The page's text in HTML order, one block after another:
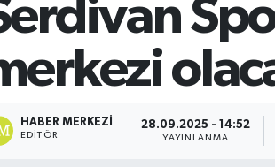
HABER MERKEZI
EDITÖR
28.09.2025 - 14:52
YAYINLANMA